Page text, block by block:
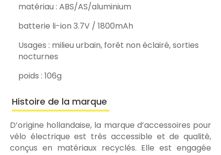
matériau : ABS/AS/aluminium
batterie li-ion 3.7V / 1800mAh
Usages : milieu urbain, forêt non éclairé, sorties
nocturnes
poids : 106g
Histoire de la marque
D’origine hollandaise, la marque d’accessoires pour
vélo électrique est très accessible et de qualité,
conçus en matériaux recyclés. Elle est engagée